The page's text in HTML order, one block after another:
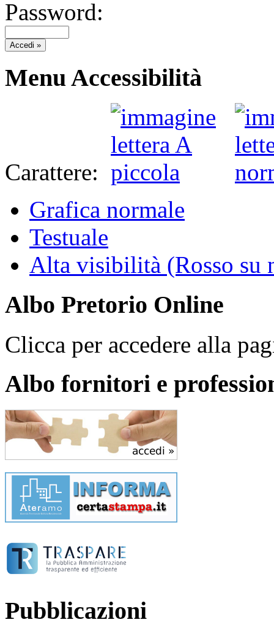
Password:
Menu Accessibilità
Carattere:
Grafica normale
Testuale
Alta visibilità (Rosso su
Albo Pretorio Online
Clicca per accedere alla
Albo fornitori e
Pubblicazioni